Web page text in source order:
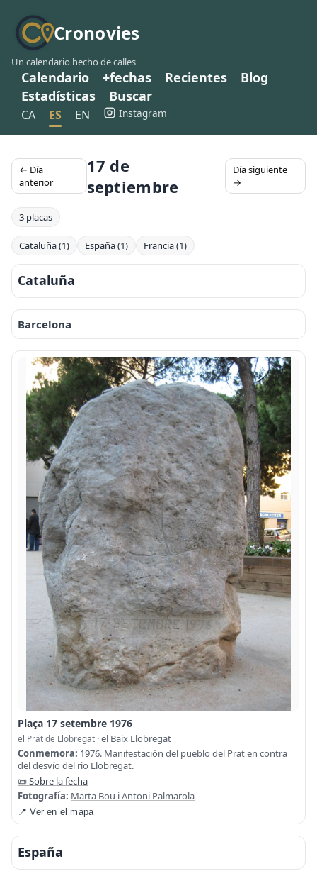
Cronovies
Un calendario hecho de calles
Calendario +fechas Recientes
Blog
Estadísticas
Buscar
CA ES EN Instagram
← Día
anterior
17 de
septiembre
Día siguiente
→
3 placas
Cataluña (1) España (1) Francia (1)
Cataluña
Barcelona
Plaça 17 setembre 1976
el Prat de Llobregat · el Baix Llobregat
Conmemora: 1976. Manifestación del pueblo del Prat en contra
del desvío del rio Llobregat.
📜 Sobre la fecha
Fotografía: Marta Bou i Antoni Palmarola
📍 Ver en el mapa
España